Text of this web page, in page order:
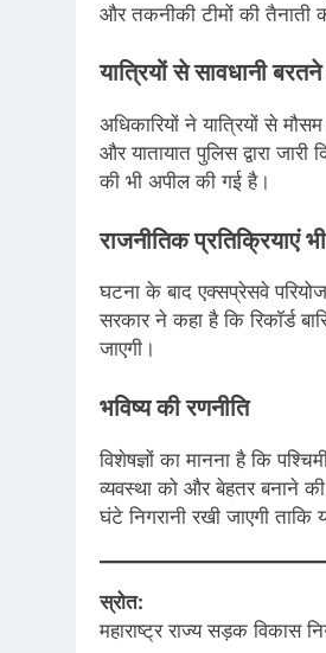
और तकनीकी टीमों की तैनाती
यात्रियों से सावधानी
अधिकारियों ने यात्रियों से
और यातायात पुलिस द्वारा
की भी अपील की गई है।
राजनीतिक प्रतिक्रियाएं
घटना के बाद एक्सप्रेसवे
सरकार ने कहा है कि रिकॉर्ड
जाएगी।
भविष्य की रणनीति
विशेषज्ञों का मानना है कि
व्यवस्था को और बेहतर बनाने
घंटे निगरानी रखी जाएगी ताकि
स्रोत:
महाराष्ट्र राज्य सड़क विकास